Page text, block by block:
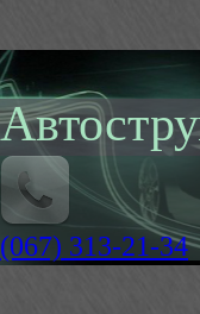
(067) 313-21-34